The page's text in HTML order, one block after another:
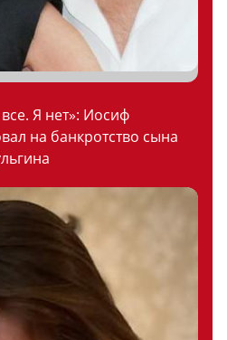
Я нет»: Иосиф
на банкротство сына